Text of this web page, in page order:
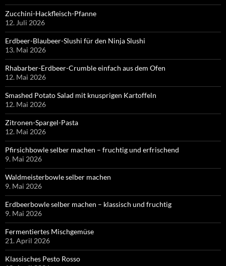
Zucchini-Hackfleisch-Pfanne
12. Juli 2026
Erdbeer-Blaubeer-Slushi für den Ninja Slushi
13. Mai 2026
Rhabarber-Erdbeer-Crumble einfach aus dem Ofen
12. Mai 2026
Smashed Potato Salad mit knusprigen Kartoffeln
12. Mai 2026
Zitronen-Spargel-Pasta
12. Mai 2026
Pfirsichbowle selber machen – fruchtig und erfrischend
9. Mai 2026
Waldmeisterbowle selber machen
9. Mai 2026
Erdbeerbowle selber machen – klassisch und fruchtig
9. Mai 2026
Fermentiertes Mischgemüse
21. April 2026
Klassisches Pesto Rosso